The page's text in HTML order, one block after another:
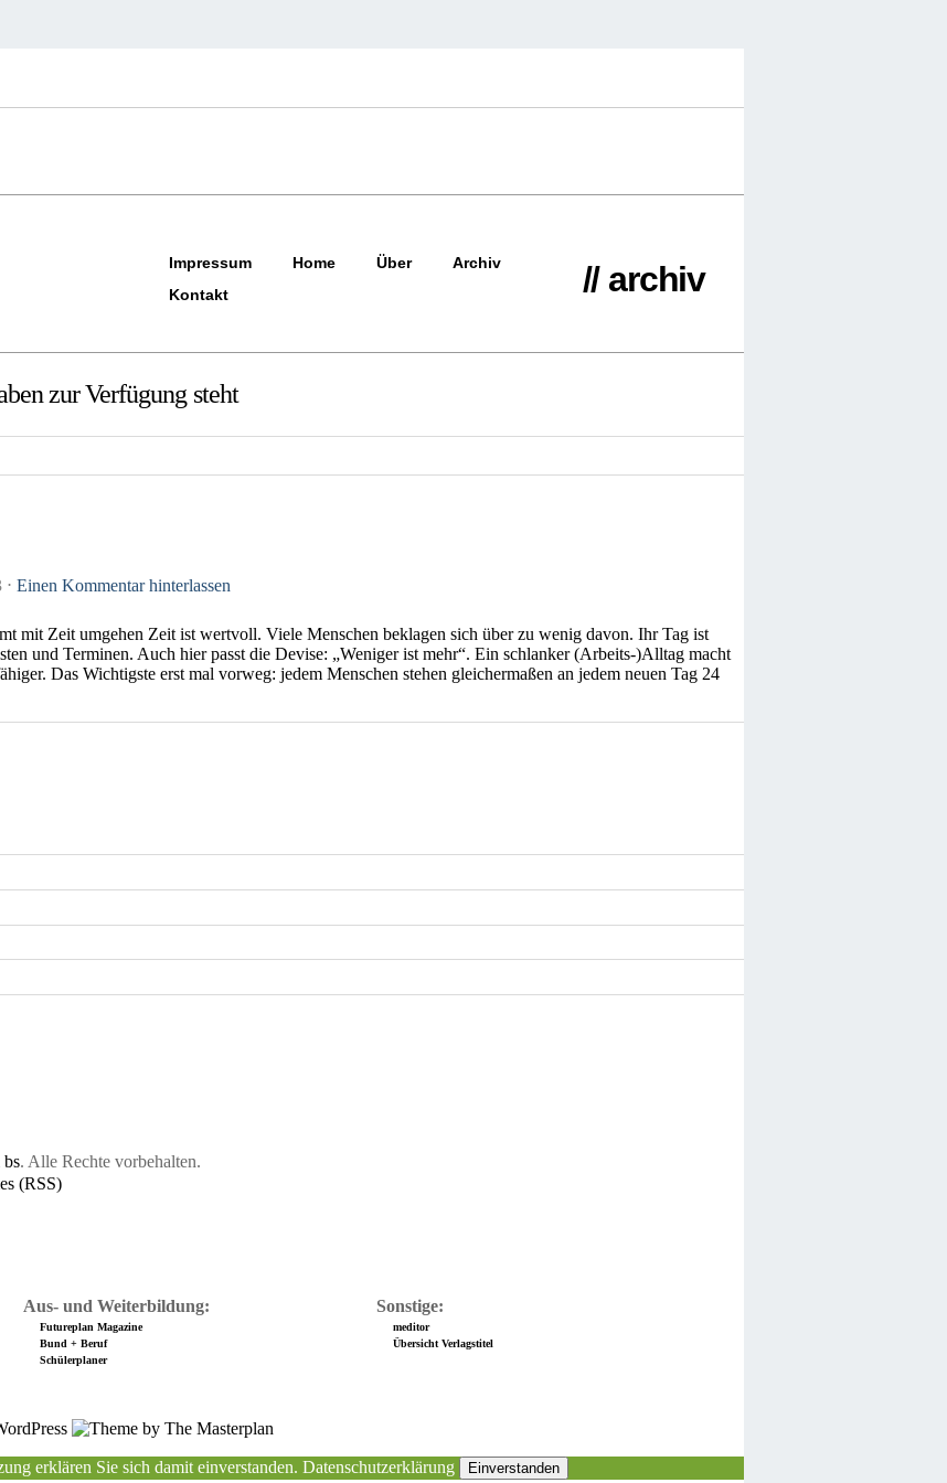
Impressum Home Über
Archiv
Kontakt
// archiv
zur Verfügung steht
⋅ Einen Kommentar hinterlassen
mit Zeit umgehen Zeit ist wertvoll. Viele Menschen beklagen sich über zu wenig davon. Ihr Tag ist
und Terminen. Auch hier passt die Devise: „Weniger ist mehr“. Ein schlanker (Arbeits-)Alltag macht
Das Wichtigste erst mal vorweg: jedem Menschen stehen gleichermaßen an jedem neuen Tag 24
bs. Alle Rechte vorbehalten.
Aus- und Weiterbildung: Sonstige:
Futureplan Magazine
meditor
Bund + Beruf
Übersicht Verlagstitel
Schülerplaner
erklären Sie sich damit einverstanden. Datenschutzerklärung Einverstanden